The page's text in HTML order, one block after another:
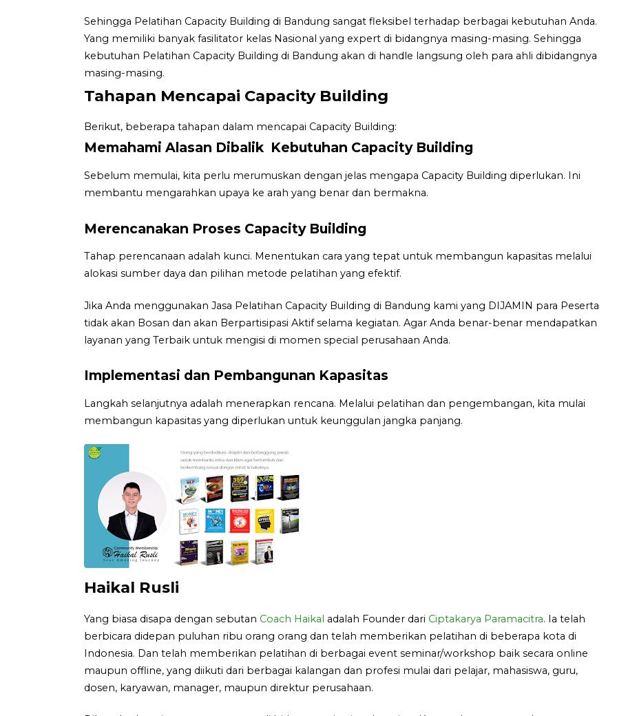
Sehingga Pelatihan Capacity Building di Bandung sangat fleksibel terhadap berbagai kebutuhan Anda.
Yang memiliki banyak fasilitator kelas Nasional yang expert di bidangnya masing-masing. Sehingga
kebutuhan Pelatihan Capacity Building di Bandung akan di handle langsung oleh para ahli dibidangnya
masing-masing.
Tahapan Mencapai Capacity Building
Berikut, beberapa tahapan dalam mencapai Capacity Building:
Memahami Alasan Dibalik Kebutuhan Capacity Building
Sebelum memulai, kita perlu merumuskan dengan jelas mengapa Capacity Building diperlukan. Ini
membantu mengarahkan upaya ke arah yang benar dan bermakna.
Merencanakan Proses Capacity Building
Tahap perencanaan adalah kunci. Menentukan cara yang tepat untuk membangun kapasitas melalui
alokasi sumber daya dan pilihan metode pelatihan yang efektif.
Jika Anda menggunakan Jasa Pelatihan Capacity Building di Bandung kami yang DIJAMIN para Peserta
tidak akan Bosan dan akan Berpartisipasi Aktif selama kegiatan. Agar Anda benar-benar mendapatkan
layanan yang Terbaik untuk mengisi di momen special perusahaan Anda.
Implementasi dan Pembangunan Kapasitas
Langkah selanjutnya adalah menerapkan rencana. Melalui pelatihan dan pengembangan, kita mulai
membangun kapasitas yang diperlukan untuk keunggulan jangka panjang.
Haikal Rusli
Yang biasa disapa dengan sebutan Coach Haikal adalah Founder dari Ciptakarya Paramacitra. Ia telah
berbicara didepan puluhan ribu orang orang dan telah memberikan pelatihan di beberapa kota di
Indonesia. Dan telah memberikan pelatihan di berbagai event seminar/workshop baik secara online
maupun offline, yang diikuti dari berbagai kalangan dan profesi mulai dari pelajar, mahasiswa, guru,
dosen, karyawan, manager, maupun direktur perusahaan.